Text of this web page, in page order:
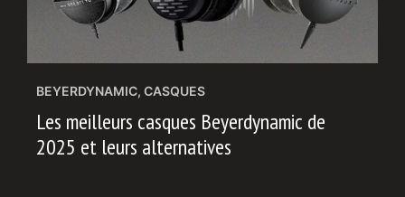
BEYERDYNAMIC, CASQUES
Les meilleurs casques Beyerdynamic de
2025 et leurs alternatives